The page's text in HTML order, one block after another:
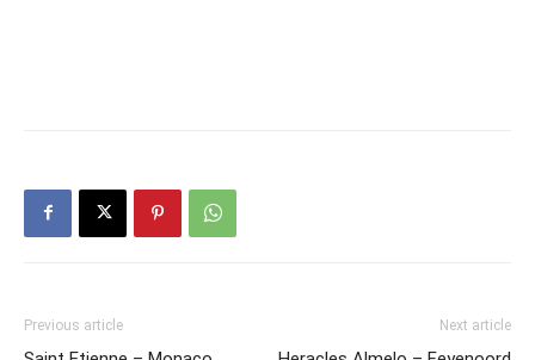
Previous article Next article